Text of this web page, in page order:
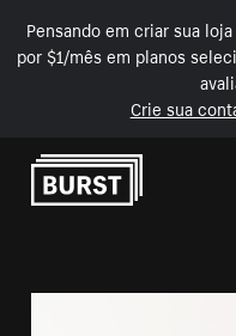
Pensando em criar sua
por $1/mês em planos
Crie sua
Pular para o conteúdo